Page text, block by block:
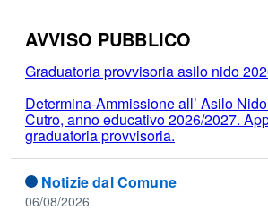
AVVISO PUBBLICO
Graduatoria provvisoria asilo nido
Determina-Ammissione all’ Asilo
Cutro, anno educativo 2026/2027.
graduatoria provvisoria.
Notizie dal Comune
06/08/2026